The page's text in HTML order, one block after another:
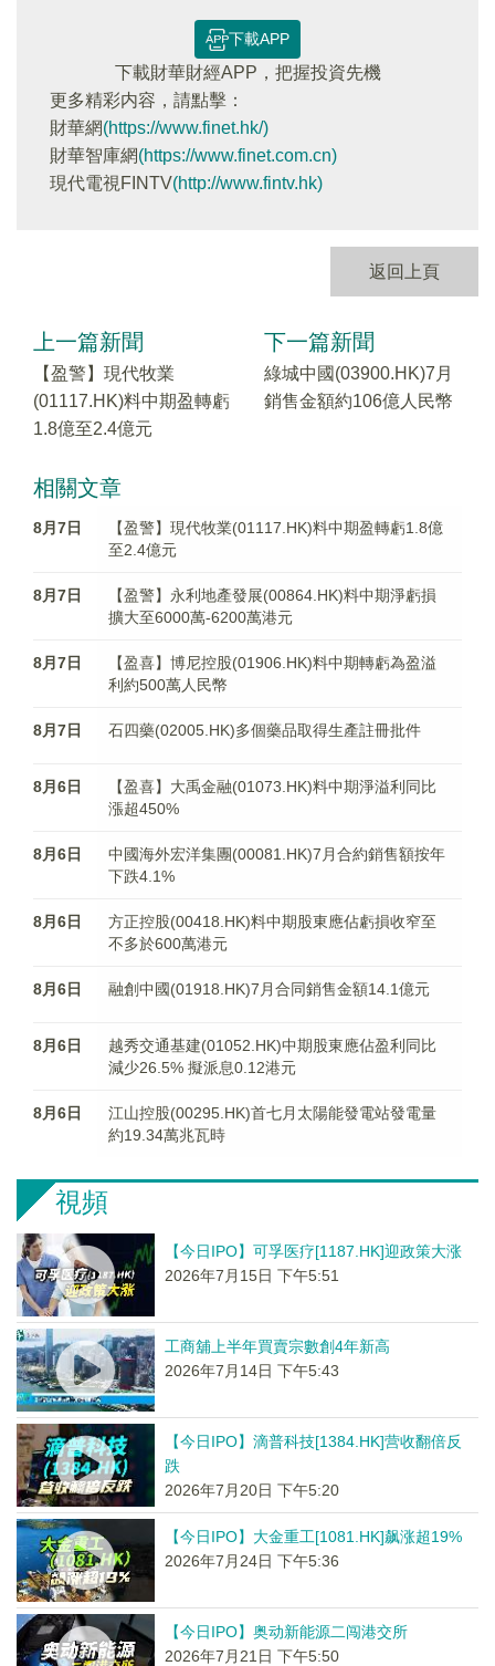
下載APP
下載財華財經APP，把握投資先機
更多精彩内容，請點擊：
財華網(https://www.finet.hk/)
財華智庫網(https://www.finet.com.cn)
現代電視FINTV(http://www.fintv.hk)
返回上頁
上一篇新聞
【盈警】現代牧業
(01117.HK)料中期盈轉虧
1.8億至2.4億元
下一篇新聞
綠城中國(03900.HK)7月
銷售金額約106億人民幣
相關文章
8月7日
【盈警】現代牧業(01117.HK)料中期盈轉虧1.8億
至2.4億元
8月7日
【盈警】永利地產發展(00864.HK)料中期淨虧損
擴大至6000萬-6200萬港元
8月7日
【盈喜】博尼控股(01906.HK)料中期轉虧為盈溢
利約500萬人民幣
8月7日 石四藥(02005.HK)多個藥品取得生產註冊批件
8月6日
【盈喜】大禹金融(01073.HK)料中期淨溢利同比
漲超450%
8月6日
中國海外宏洋集團(00081.HK)7月合約銷售額按年
下跌4.1%
8月6日
方正控股(00418.HK)料中期股東應佔虧損收窄至
不多於600萬港元
8月6日 融創中國(01918.HK)7月合同銷售金額14.1億元
8月6日
越秀交通基建(01052.HK)中期股東應佔盈利同比
減少26.5% 擬派息0.12港元
8月6日
江山控股(00295.HK)首七月太陽能發電站發電量
約19.34萬兆瓦時
視頻
【今日IPO】可孚医疗[1187.HK]迎政策大涨
2026年7月15日 下午5:51
工商舖上半年買賣宗數創4年新高
2026年7月14日 下午5:43
【今日IPO】滴普科技[1384.HK]营收翻倍反
跌
2026年7月20日 下午5:20
【今日IPO】大金重工[1081.HK]飙涨超19%
2026年7月24日 下午5:36
【今日IPO】奥动新能源二闯港交所
2026年7月21日 下午5:50